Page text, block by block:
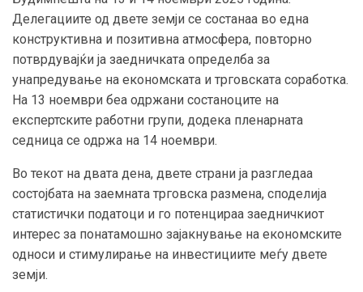
Делегациите од двете земји се состанаа во една
конструктивна и позитивна атмосфера, повторно
потврдувајќи ја заедничката определба за
унапредување на економската и трговската соработка.
На 13 ноември беа одржани состаноците на
експертските работни групи, додека пленарната
седница се одржа на 14 ноември.
Во текот на двата дена, двете страни ја разгледаа
состојбата на заемната трговска размена, споделија
статистички податоци и го потенцираа заедничкиот
интерес за понатамошно зајакнување на економските
односи и стимулирање на инвестициите меѓу двете
земји.